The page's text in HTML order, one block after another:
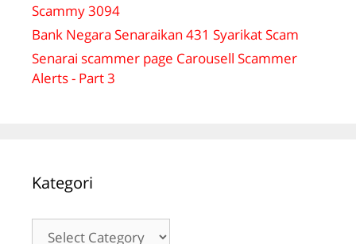
Scammy 3094
Bank Negara Senaraikan 431 Syarikat Scam
Senarai scammer page Carousell Scammer
Alerts - Part 3
Kategori